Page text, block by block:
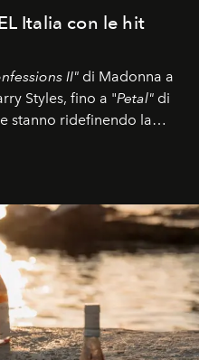
Italia con le hit
II" di Madonna a
Styles, fino a "Petal" di
stanno ridefinendo la